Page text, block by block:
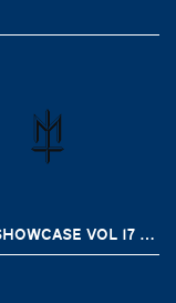
DSSTR SHOWCASE VOL 17 “YOUR BELOVED HEX”